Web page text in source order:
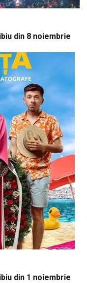
din 8 noiembrie
din 1 noiembrie